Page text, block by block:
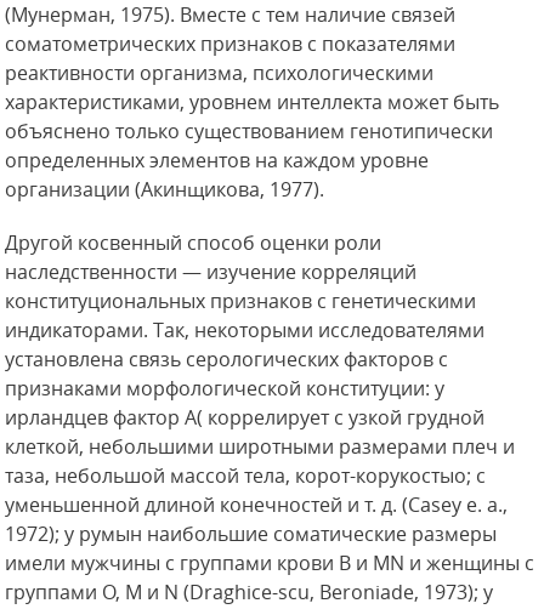
(Мунерман, 1975). Вместе с тем наличие связей
соматометрических признаков с показателями
реактивности организма, психологическими
характеристиками, уровнем интеллекта может быть
объяснено только существованием генотипически
определенных элементов на каждом уровне
организации (Акинщикова, 1977).
Другой косвенный способ оценки роли
наследственности — изучение корреляций
конституциональных признаков с генетическими
индикаторами. Так, некоторыми исследователями
установлена связь серологических факторов с
признаками морфологической конституции: у
ирландцев фактор А( коррелирует с узкой грудной
клеткой, небольшими широтными размерами плеч и
таза, небольшой массой тела, корот-корукостыо; с
уменьшенной длиной конечностей и т. д. (Casey е. а.,
1972); у румын наибольшие соматические размеры
имели мужчины с группами крови В и MN и женщины с
группами О, М и N (Draghice-scu, Beroniade, 1973); у